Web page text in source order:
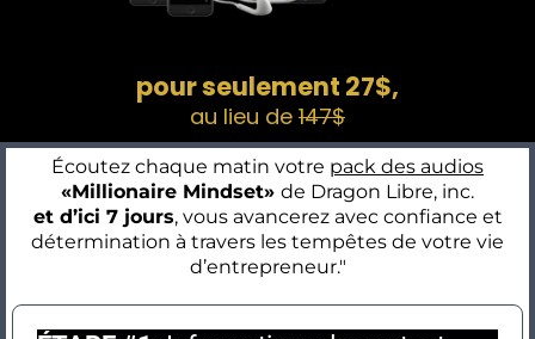
pour seulement 27$,
au lieu de 147$
Écoutez chaque matin votre pack des audios
«Millionaire Mindset» de Dragon Libre, inc.
et d’ici 7 jours, vous avancerez avec confiance et
détermination à travers les tempêtes de votre vie
d’entrepreneur."